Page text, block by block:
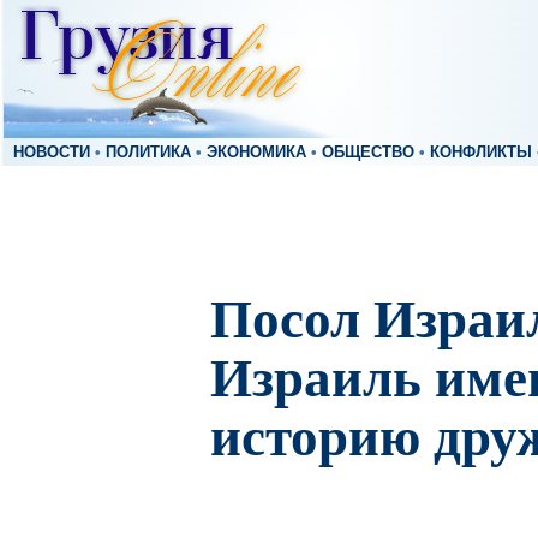
НОВОСТИ • ПОЛИТИКА • ЭКОНОМИКА • ОБЩЕСТВО • КОНФЛИКТЫ
Посол
Израиль
историю